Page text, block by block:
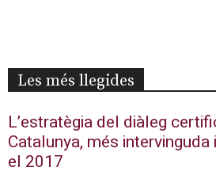
Les més llegides
L’estratègia del diàleg
Catalunya, més
el 2017